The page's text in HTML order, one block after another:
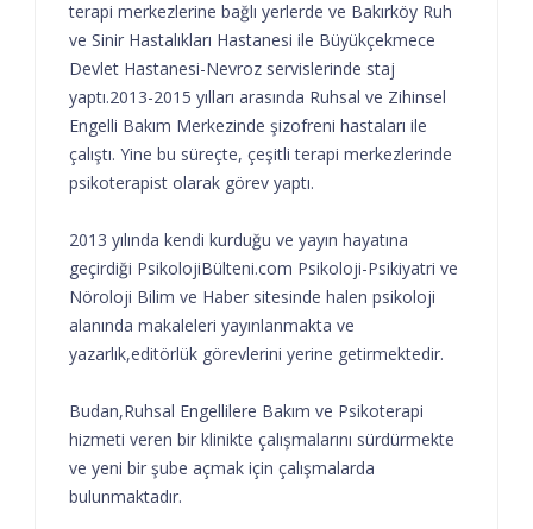
terapi merkezlerine bağlı yerlerde ve Bakırköy Ruh
ve Sinir Hastalıkları Hastanesi ile Büyükçekmece
Devlet Hastanesi-Nevroz servislerinde staj
yaptı.2013-2015 yılları arasında Ruhsal ve Zihinsel
Engelli Bakım Merkezinde şizofreni hastaları ile
çalıştı. Yine bu süreçte, çeşitli terapi merkezlerinde
psikoterapist olarak görev yaptı.
2013 yılında kendi kurduğu ve yayın hayatına
geçirdiği PsikolojiBülteni.com Psikoloji-Psikiyatri ve
Nöroloji Bilim ve Haber sitesinde halen psikoloji
alanında makaleleri yayınlanmakta ve
yazarlık,editörlük görevlerini yerine getirmektedir.
Budan,Ruhsal Engellilere Bakım ve Psikoterapi
hizmeti veren bir klinikte çalışmalarını sürdürmekte
ve yeni bir şube açmak için çalışmalarda
bulunmaktadır.